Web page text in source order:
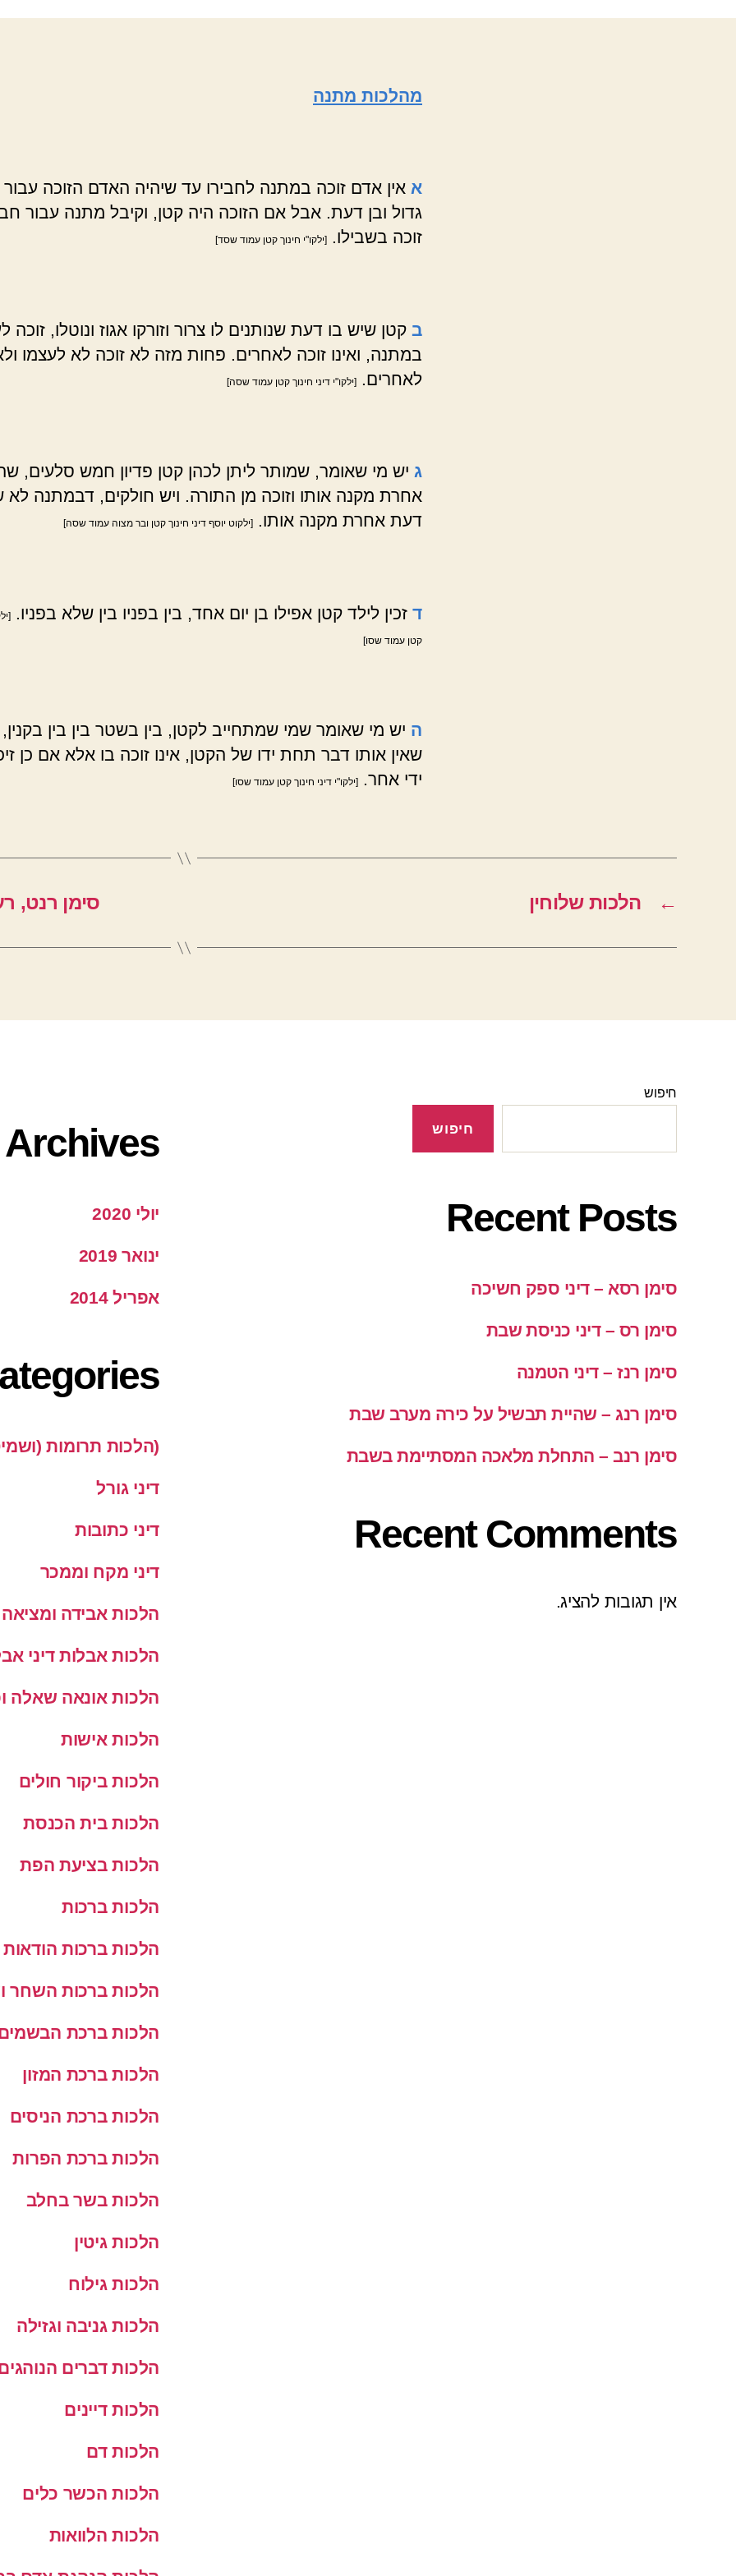
מהלכות מתנה
א אין אדם זוכה במתנה לחבירו עד שיהיה האדם הזוכה עבור
גדול ובן דעת. אבל אם הזוכה היה קטן, וקיבל מתנה עבור
זוכה בשבילו.
[ילקו"י חינוך קטן עמוד שסד]
ב קטן שיש בו דעת שנותנים לו צרור וזורקו אגוז ונוטלו, זוכה
במתנה, ואינו זוכה לאחרים. פחות מזה לא זוכה לא לעצמו
לאחרים.
[ילקו"י דיני חינוך קטן עמוד שסה]
ג יש מי שאומר, שמותר ליתן לכהן קטן פדיון חמש סלעים,
אחרת מקנה אותו וזוכה מן התורה. ויש חולקים, דבמתנה לא
דעת אחרת מקנה אותו.
[ילקוט יוסף דיני חינוך קטן ובר מצוה עמוד שסה]
ד זכין לילד קטן אפילו בן יום אחד, בין בפניו בין שלא בפניו.
קטן עמוד שסו]
ה יש מי שאומר שמי שמתחייב לקטן, בין בשטר בין בין בקנין,
שאין אותו דבר תחת ידו של הקטן, אינו זוכה בו אלא אם כן
ידי אחר.
[ילקו"י דיני חינוך קטן עמוד שסו]
← הלכות שלוחין סימן רנט,
חיפוש
חיפוש
Recent Posts
סימן רסא – דיני ספק חשיכה
סימן רס – דיני כניסת שבת
סימן רנז – דיני הטמנה
סימן רנג – שהיית תבשיל על כירה מערב שבת
סימן רנב – התחלת מלאכה המסתיימת בשבת
Recent Comments
אין תגובות להציג.
Archives
יולי 2020
ינואר 2019
אפריל 2014
(הלכות תרומות
דיני גורל
דיני כתובות
דיני מקח וממכר
הלכות אבידה ומציאה
הלכות אבלות דיני
הלכות אונאה שאלה
הלכות אישות
הלכות ביקור חולים
הלכות בית הכנסת
הלכות בציעת הפת
הלכות ברכות
הלכות ברכות הודאות
הלכות ברכות השחר
הלכות ברכת
הלכות ברכת המזון
הלכות ברכת הניסים
הלכות ברכת הפרות
הלכות בשר בחלב
הלכות גיטין
הלכות גילוח
הלכות גניבה וגזילה
הלכות דברים
הלכות דיינים
הלכות דם
הלכות הכשר כלים
הלכות הלוואות